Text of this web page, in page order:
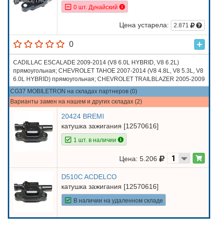
0 шт. Дунайский
Цена устарела: 2.871
0
CADILLAC ESCALADE 2009-2014 (V8 6.0L HYBRID, V8 6.2L)
прямоугольная; CHEVROLET TAHOE 2007-2014 (V8 4.8L, V8 5.3L, V8
6.0L HYBRID) прямоугольная; CHEVROLET TRAILBLAZER 2005-2009
(V8 5.3L, V8 6.0L); HUMMER H2 2008, 2009 (V8 6.2L); HUMMER H3
2008-2010 (V8 5.3L)
CG37 MOBILETRON на складах партнеров (0)
Варианты замен на нашем и других складах (2)
20424 BREMI
катушка зажигания [12570616]
1 шт. в наличии
Цена: 5.206
D510C ACDELCO
катушка зажигания [12570616]
В наличии на удаленном складе